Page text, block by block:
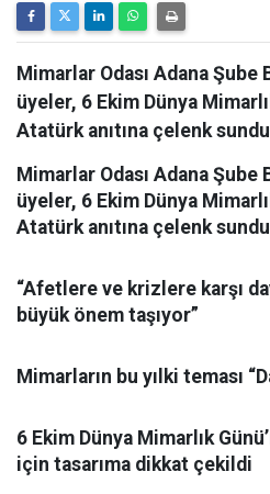
Mimarlar Odası Adana Şube
üyeler, 6 Ekim Dünya
Atatürk anıtına çelenk sundu
Mimarlar Odası Adana Şube
üyeler, 6 Ekim Dünya
Atatürk anıtına çelenk sundu
“Afetlere ve krizlere karşı
büyük önem taşıyor”
Mimarların bu yılki teması
6 Ekim Dünya Mimarlık
için tasarıma dikkat çekildi